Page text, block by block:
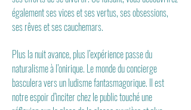
également ses vices et ses vertus, ses obsessions,
ses rêves et ses cauchemars.
Plus la nuit avance, plus l’expérience passe du
naturalisme à l’onirique. Le monde du concierge
basculera vers un ludisme fantasmagorique. Il est
notre espoir d’inciter chez le public touché une